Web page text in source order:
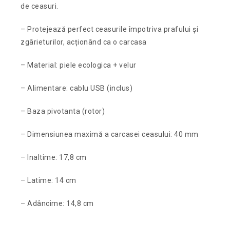
de ceasuri.
– Protejează perfect ceasurile împotriva prafului și
zgârieturilor, acționând ca o carcasa
– Material: piele ecologica + velur
– Alimentare: cablu USB (inclus)
– Baza pivotanta (rotor)
– Dimensiunea maximă a carcasei ceasului: 40 mm
– Inaltime: 17,8 cm
– Latime: 14 cm
– Adâncime: 14,8 cm